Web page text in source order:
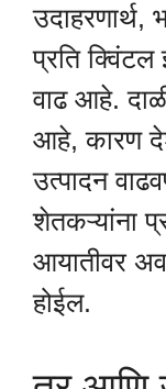
उदाहरणार्थ,
प्रति
वाढ आहे.
आहे, कारण देश
उत्पादन
शेतकऱ्यांना
आयातीवर
होईल.